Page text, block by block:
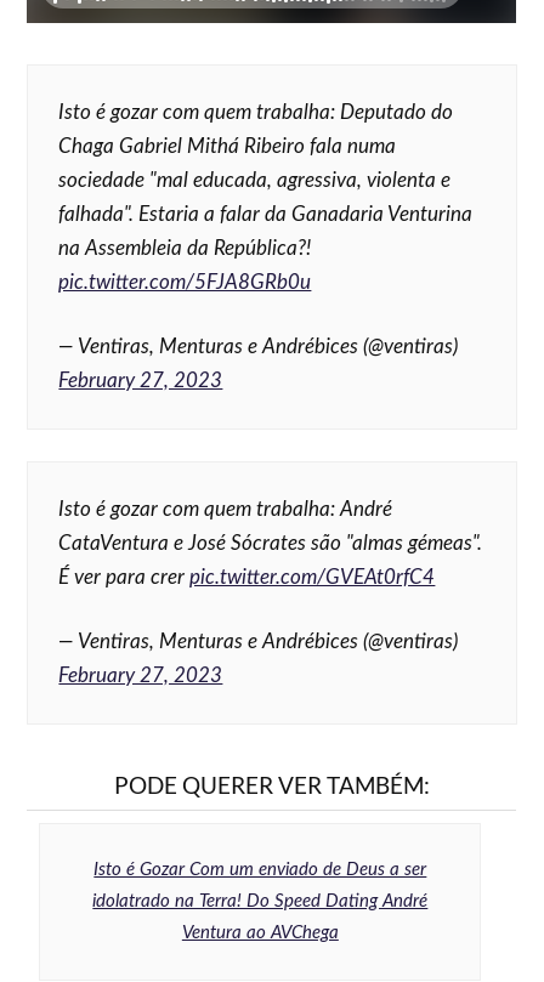
Isto é gozar com quem trabalha: Deputado do
Chaga Gabriel Mithá Ribeiro fala numa
sociedade "mal educada, agressiva, violenta e
falhada". Estaria a falar da Ganadaria Venturina
na Assembleia da República?!
pic.twitter.com/5FJA8GRb0u
— Ventiras, Menturas e Andrébices (@ventiras)
February 27, 2023
Isto é gozar com quem trabalha: André
CataVentura e José Sócrates são "almas gémeas".
É ver para crerpic.twitter.com/GVEAt0rfC4
— Ventiras, Menturas e Andrébices (@ventiras)
February 27, 2023
PODE QUERER VER TAMBÉM:
Isto é Gozar Com um enviado de Deus a ser
idolatrado na Terra! Do Speed Dating André
Ventura ao AVChega